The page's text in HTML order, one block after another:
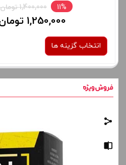
11% 1,400,000 تومان
1,250,000 تومان
انتخاب گزینه ها
برای فعال شدن سبد خرید و نمایش
قیمت ، گزینه های محصول را از کادر